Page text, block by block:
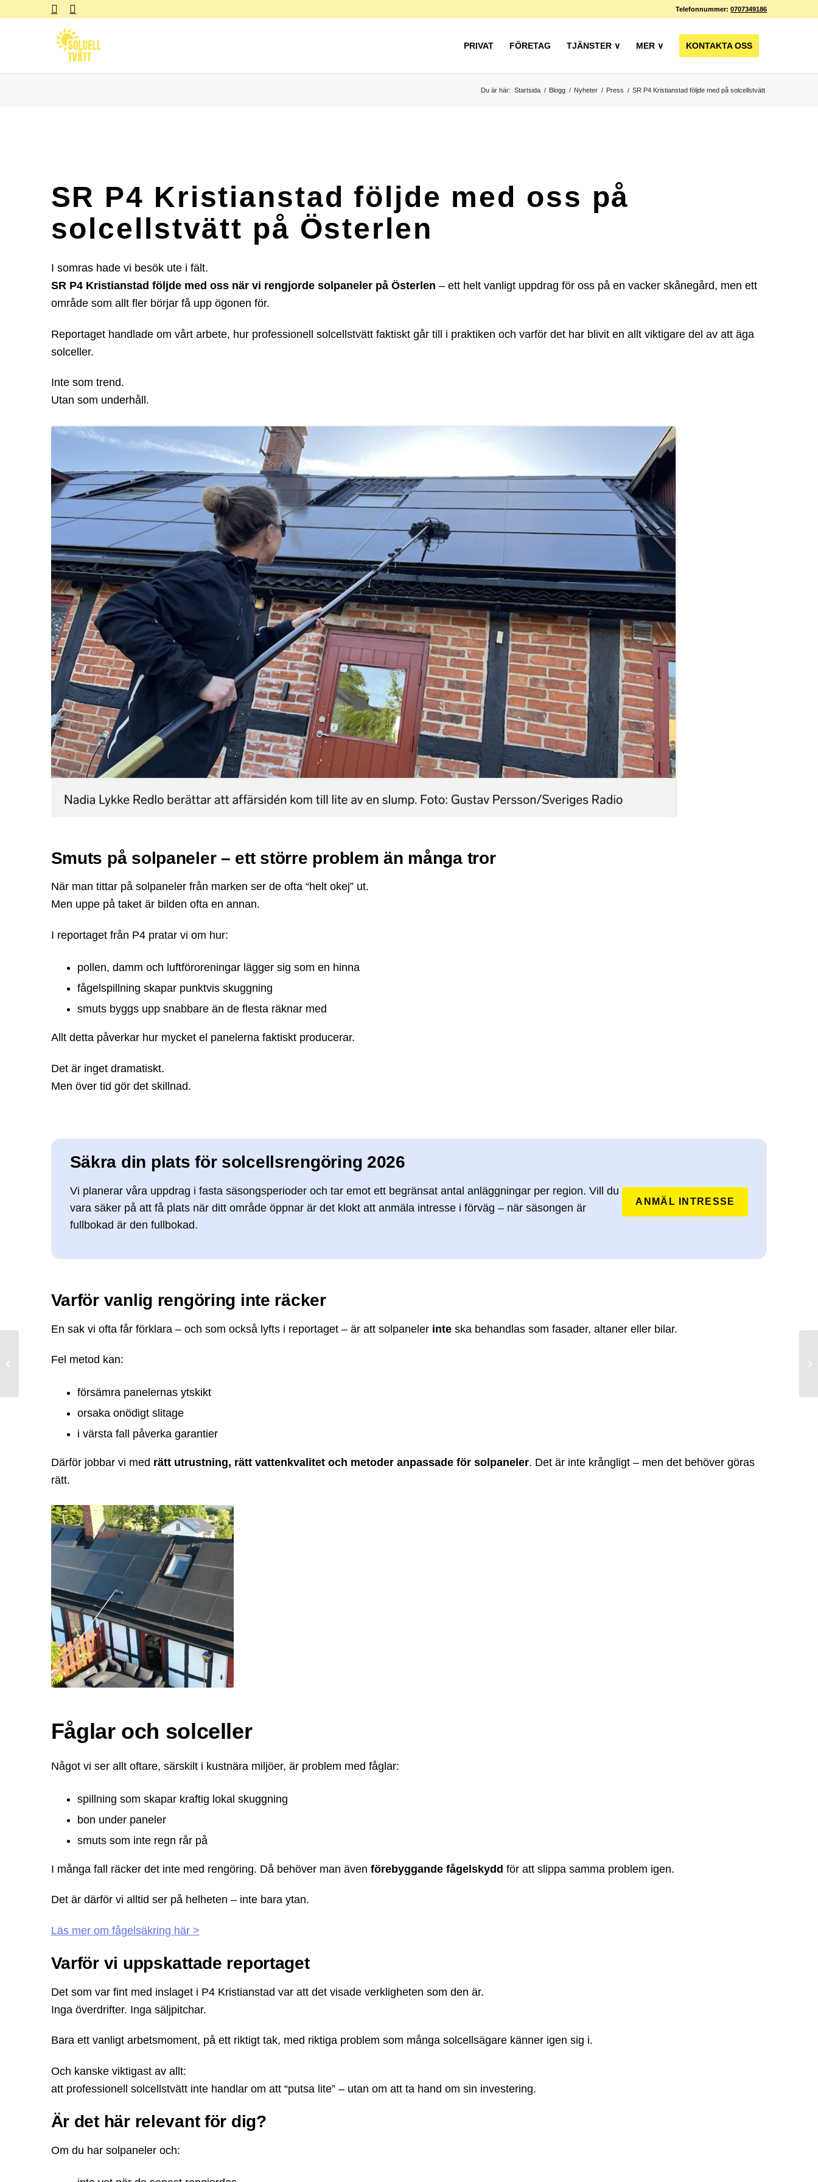
Telefonnummer:0707349186
PRIVAT FÖRETAG TJÄNSTER ∨ MER ∨ KONTAKTA OSS
Du är här: Startsida / Blogg / Nyheter / Press / SR P4 Kristianstad följde med på solcellstvätt
SR P4 Kristianstad följde med oss på
solcellstvätt på Österlen
I somras hade vi besök ute i fält.
SR P4 Kristianstad följde med oss när vi rengjorde solpaneler på Österlen – ett helt vanligt uppdrag för oss på en vacker skånegård, men ett
område som allt fler börjar få upp ögonen för.
Reportaget handlade om vårt arbete, hur professionell solcellstvätt faktiskt går till i praktiken och varför det har blivit en allt viktigare del av att äga
solceller.
Inte som trend.
Utan som underhåll.
Smuts på solpaneler – ett större problem än många tror
När man tittar på solpaneler från marken ser de ofta “helt okej” ut.
Men uppe på taket är bilden ofta en annan.
I reportaget från P4 pratar vi om hur:
pollen, damm och luftföroreningar lägger sig som en hinna
fågelspillning skapar punktvis skuggning
smuts byggs upp snabbare än de flesta räknar med
Allt detta påverkar hur mycket el panelerna faktiskt producerar.
Det är inget dramatiskt.
Men över tid gör det skillnad.
Säkra din plats för solcellsrengöring 2026
Vi planerar våra uppdrag i fasta säsongsperioder och tar emot ett begränsat antal anläggningar per region. Vill du
vara säker på att få plats när ditt område öppnar är det klokt att anmäla intresse i förväg – när säsongen är
fullbokad är den fullbokad.
ANMÄL INTRESSE
Varför vanlig rengöring inte räcker
En sak vi ofta får förklara – och som också lyfts i reportaget – är att solpaneler inteska behandlas som fasader, altaner eller bilar.
Fel metod kan:
försämra panelernas ytskikt
orsaka onödigt slitage
i värsta fall påverka garantier
Därför jobbar vi med rätt utrustning, rätt vattenkvalitet och metoder anpassade för solpaneler. Det är inte krångligt – men det behöver göras
rätt.
Fåglar och solceller
Något vi ser allt oftare, särskilt i kustnära miljöer, är problem med fåglar:
spillning som skapar kraftig lokal skuggning
bon under paneler
smuts som inte regn rår på
I många fall räcker det inte med rengöring. Då behöver man även förebyggande fågelskydd för att slippa samma problem igen.
Det är därför vi alltid ser på helheten – inte bara ytan.
Läs mer om fågelsäkring här >
Varför vi uppskattade reportaget
Det som var fint med inslaget i P4 Kristianstad var att det visade verkligheten som den är.
Inga överdrifter. Inga säljpitchar.
Bara ett vanligt arbetsmoment, på ett riktigt tak, med riktiga problem som många solcellsägare känner igen sig i.
Och kanske viktigast av allt:
att professionell solcellstvätt inte handlar om att “putsa lite” – utan om att ta hand om sin investering.
Är det här relevant för dig?
Om du har solpaneler och:
vinter – och smutsen